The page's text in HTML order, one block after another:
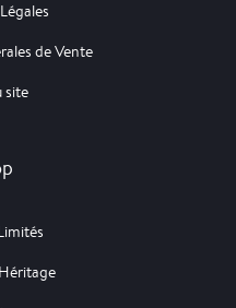
de Vente
site